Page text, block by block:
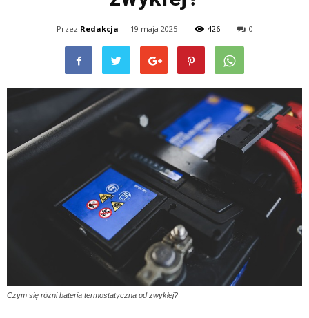
Przez Redakcja - 19 maja 2025 426 0
Czym się różni bateria termostatyczna od zwykłej?